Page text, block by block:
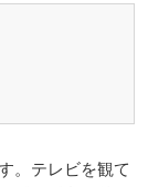
。テレビを観て